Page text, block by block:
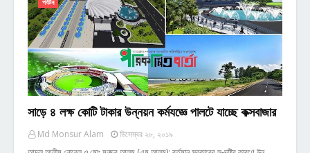
পর্যটন
সাড়ে ৪ লক্ষ কোটি টাকার উন্নয়ন কর্মযজ্ঞে পালটে যাচ্ছে কক্সবাজার
Md Monsur Alam
ডিসেম্বর ২৮, ২০১৯